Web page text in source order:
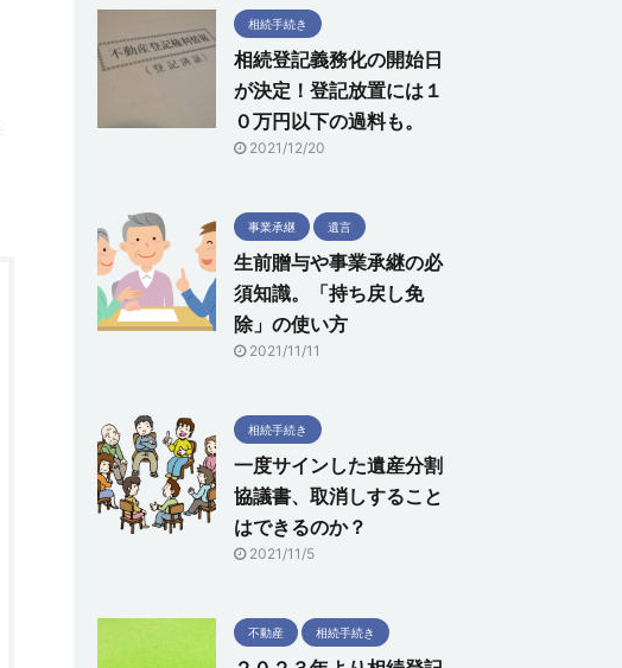
相続手続き
相続登記義務化の開始日
が決定！登記放置には１
０万円以下の過料も。
2021/12/20
事業承継 遺言
生前贈与や事業承継の必
須知識。「持ち戻し免
除」の使い方
2021/11/11
相続手続き
一度サインした遺産分割
協議書、取消しすること
はできるのか？
2021/11/5
不動産 相続手続き